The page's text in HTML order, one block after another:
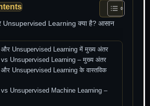
Learning क्या है? आसान
Unsupervised Learning में मुख्य अंतर
Unsupervised Learning – मुख्य अंतर
Unsupervised Learning के वास्तविक
Unsupervised Machine Learning –